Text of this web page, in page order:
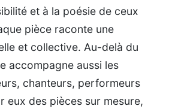
et à la poésie de ceux
pièce raconte une
et collective. Au-delà du
accompagne aussi les
chanteurs, performeurs
des pièces sur mesure,